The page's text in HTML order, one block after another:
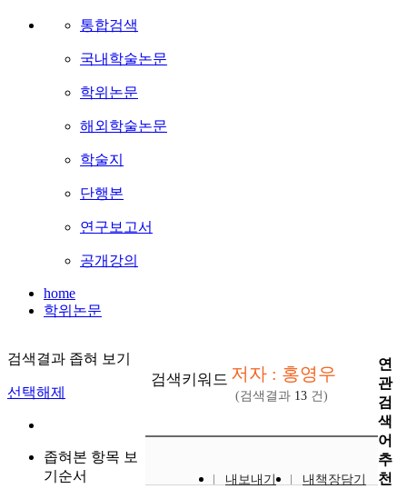
통합검색
국내학술논문
학위논문
해외학술논문
학술지
단행본
연구보고서
공개강의
home
학위논문
검색결과 좁혀 보기
선택해제
좁혀본 항목 보
기순서
검색키워드 저자 : 홍영우
(검색결과 13 건)
내보내기
내책장담기
연
관
검
색
어
추
천